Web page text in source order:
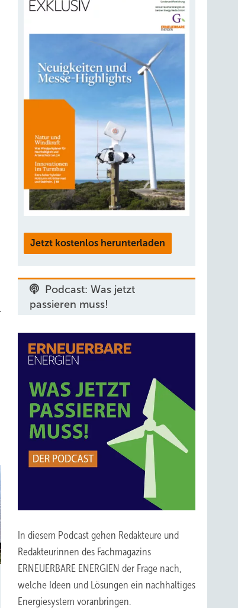
Jetzt kostenlos herunterladen
Podcast: Was jetzt
passieren muss!
In diesem Podcast gehen Redakteure und
Redakteurinnen des Fachmagazins
ERNEUERBARE ENERGIEN der Frage nach,
welche Ideen und Lösungen ein nachhaltiges
Energiesystem voranbringen.